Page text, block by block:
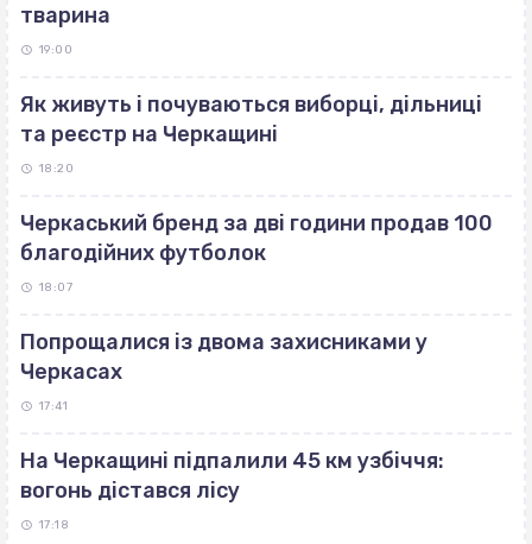
тварина
19:00
Як живуть і почуваються виборці, дільниці
та реєстр на Черкащині
18:20
Черкаський бренд за дві години продав 100
благодійних футболок
18:07
Попрощалися із двома захисниками у
Черкасах
17:41
На Черкащині підпалили 45 км узбіччя:
вогонь дістався лісу
17:18